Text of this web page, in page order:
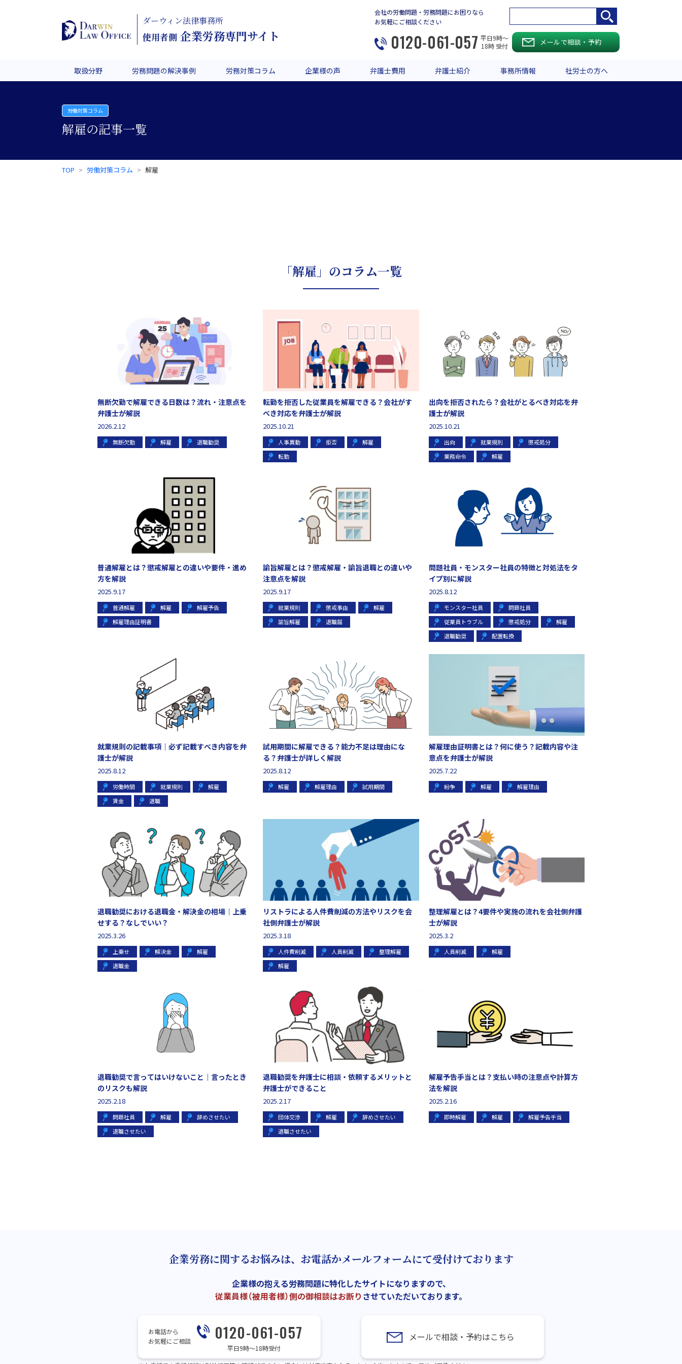
ダーウィン法律事務所
使用者側 企業労務専門サイト
会社の労働問題・労務問題にお困りなら
お気軽にご相談ください
0120-061-057 平日9時〜
18時 受付
メールで相談・予約
取扱分野 労務問題の解決事例 労務対策コラム 企業様の声 弁護士費用 弁護士紹介 事務所情報 社労士の方へ
労働対策コラム
解雇の記事一覧
TOP 労働対策コラム 解雇
「解雇」のコラム一覧
無断欠勤で解雇できる日数は？流れ・注意点を
弁護士が解説
2026.2.12
無断欠勤 解雇 退職勧奨
転勤を拒否した従業員を解雇できる？会社がす
べき対応を弁護士が解説
2025.10.21
人事異動 拒否
解雇
転勤
出向を拒否されたら？会社がとるべき対応を弁
護士が解説
2025.10.21
出向 就業規則
懲戒処分
業務命令
解雇
普通解雇とは？懲戒解雇との違いや要件・進め
方を解説
2025.9.17
普通解雇 解雇
解雇予告
解雇理由証明書
諭旨解雇とは？懲戒解雇・諭旨退職との違いや
注意点を解説
2025.9.17
就業規則 懲戒事由
解雇
諭旨解雇
退職届
問題社員・モンスター社員の特徴と対処法をタ
イプ別に解説
2025.8.12
モンスター社員
問題社員
従業員トラブル
懲戒処分
解雇
退職勧奨
配置転換
就業規則の記載事項｜必ず記載すべき内容を弁
護士が解説
2025.8.12
労働時間 就業規則
解雇
賃金
退職
試用期間に解雇できる？能力不足は理由にな
る？弁護士が詳しく解説
2025.8.12
解雇 解雇理由 試用期間
解雇理由証明書とは？何に使う？記載内容や注
意点を弁護士が解説
2025.7.22
紛争 解雇 解雇理由
退職勧奨における退職金・解決金の相場｜上乗
せする？なしでいい？
2025.3.26
上乗せ 解決金
解雇
退職金
リストラによる人件費削減の方法やリスクを会
社側弁護士が解説
2025.3.18
人件費削減 人員削減
整理解雇
解雇
整理解雇とは？4要件や実施の流れを会社側弁護
士が解説
2025.3.2
人員削減 解雇
退職勧奨で言ってはいけないこと｜言ったとき
のリスクも解説
2025.2.18
問題社員 解雇
辞めさせたい
退職させたい
退職勧奨を弁護士に相談・依頼するメリットと
弁護士ができること
2025.2.17
団体交渉 解雇
辞めさせたい
退職させたい
解雇予告手当とは？支払い時の注意点や計算方
法を解説
2025.2.16
即時解雇 解雇 解雇予告手当
企業労務に関するお悩みは、お電話かメールフォームにて受付けております
企業様の抱える労務問題に特化したサイトになりますので、
従業員様（被用者様）側の御相談はお断り させていただいております。
お電話から
お気軽にご相談
0120-061-057
平日9時～18時受付
メールで相談・予約はこちら